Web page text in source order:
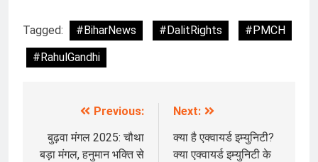
Tagged: #BiharNews #DalitRights
#PMCH
#RahulGandhi
navigation
Previous:
बुढ़वा मंगल 2025: चौथा
बड़ा मंगल, हनुमान भक्ति से
Next:
क्या है एक्वायर्ड इम्युनिटी?
क्या एक्वायर्ड इम्युनिटी के